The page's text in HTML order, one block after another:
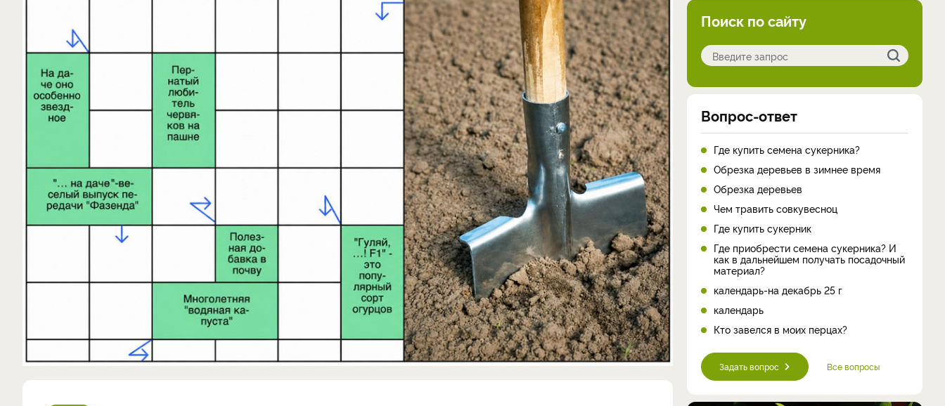
Поиск по сайту
Вопрос-ответ
Где купить семена сукерника?
Обрезка деревьев в зимнее время
Обрезка деревьев
Чем травить совкувесноц
Где купить сукерник
Где приобрести семена сукерника? И
как в дальнейшем получать посадочный
материал?
календарь-на декабрь 25 г
календарь
Кто завелся в моих перцах?
Задать вопрос Все вопросы